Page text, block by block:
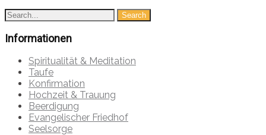
Informationen
Spiritualität & Meditation
Taufe
Konfirmation
Hochzeit & Trauung
Beerdigung
Evangelischer Friedhof
Seelsorge